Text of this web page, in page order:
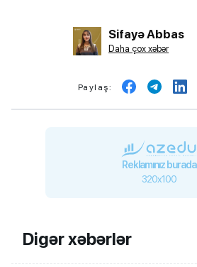
Sifayə Abbas
Daha çox xəbər
Paylaş:
Reklamınız burada
320x100
Digər xəbərlər